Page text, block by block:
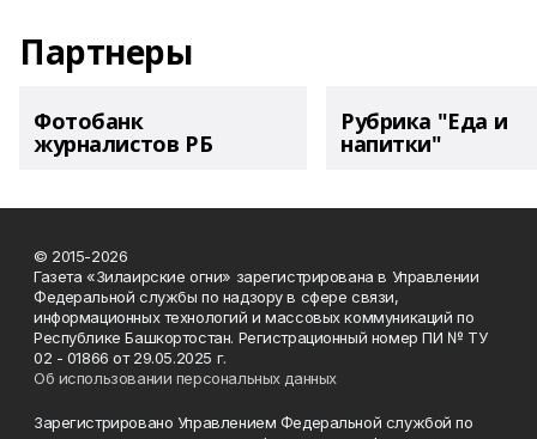
Партнеры
Фотобанк
журналистов РБ
Рубрика "Еда и
напитки"
© 2015-2026
Газета «Зилаирские огни» зарегистрирована в Управлении
Федеральной службы по надзору в сфере связи,
информационных технологий и массовых коммуникаций по
Республике Башкортостан. Регистрационный номер ПИ № ТУ
02 - 01866 от 29.05.2025 г.
Об использовании персональных данных
Зарегистрировано Управлением Федеральной службой по